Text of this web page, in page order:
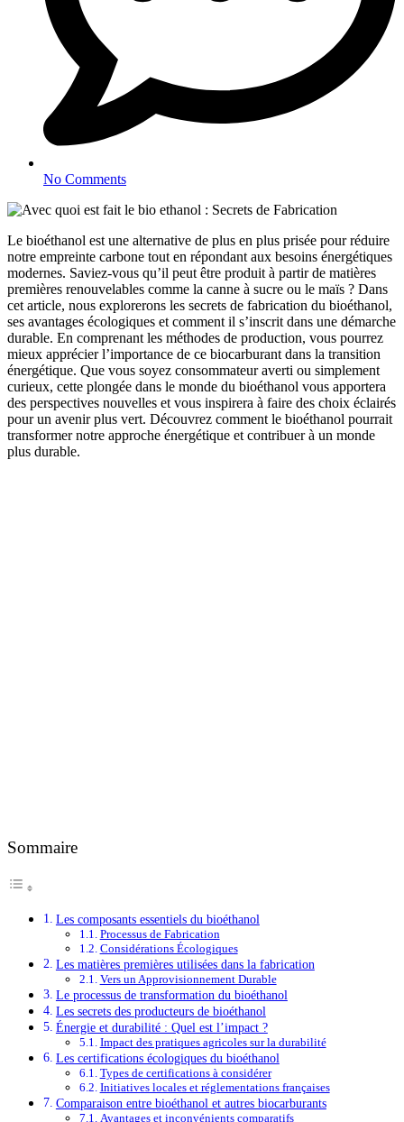
No Comments
Le bioéthanol est une alternative de plus en plus prisée pour réduire
notre empreinte carbone tout en répondant aux besoins énergétiques
modernes. Saviez-vous qu’il peut être produit à partir de matières
premières renouvelables comme la canne à sucre ou le maïs ? Dans
cet article, nous explorerons les secrets de fabrication du bioéthanol,
ses avantages écologiques et comment il s’inscrit dans une démarche
durable. En comprenant les méthodes de production, vous pourrez
mieux apprécier l’importance de ce biocarburant dans la transition
énergétique. Que vous soyez consommateur averti ou simplement
curieux, cette plongée dans le monde du bioéthanol vous apportera
des perspectives nouvelles et vous inspirera à faire des choix éclairés
pour un avenir plus vert. Découvrez comment le bioéthanol pourrait
transformer notre approche énergétique et contribuer à un monde
plus durable.
Sommaire
Les composants essentiels du bioéthanol
Processus de Fabrication
Considérations Écologiques
Les matières premières utilisées dans la fabrication
Vers un Approvisionnement Durable
Le processus de transformation du bioéthanol
Les secrets des producteurs de bioéthanol
Énergie et durabilité : Quel est l’impact ?
Impact des pratiques agricoles sur la durabilité
Les certifications écologiques du bioéthanol
Types de certifications à considérer
Initiatives locales et réglementations françaises
Comparaison entre bioéthanol et autres biocarburants
Avantages et inconvénients comparatifs